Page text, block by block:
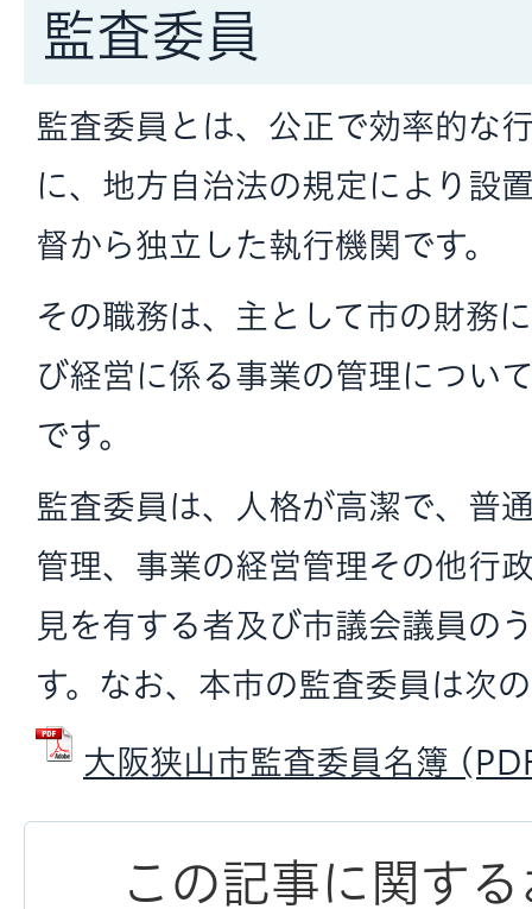
監査委員
監査委員とは、公正で効率的な
に、地方自治法の規定により設
督から独立した執行機関です。
その職務は、主として市の財務
び経営に係る事業の管理につい
です。
監査委員は、人格が高潔で、普
管理、事業の経営管理その他行
見を有する者及び市議会議員の
す。なお、本市の監査委員は次
大阪狭山市監査委員名簿
この記事に関す